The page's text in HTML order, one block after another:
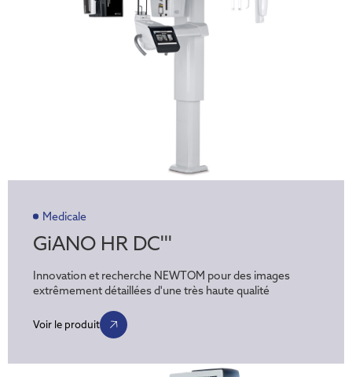
Medicale
GiANO HR DC'''
Innovation et recherche NEWTOM pour des images
extrêmement détaillées d'une très haute qualité
Voir le produit